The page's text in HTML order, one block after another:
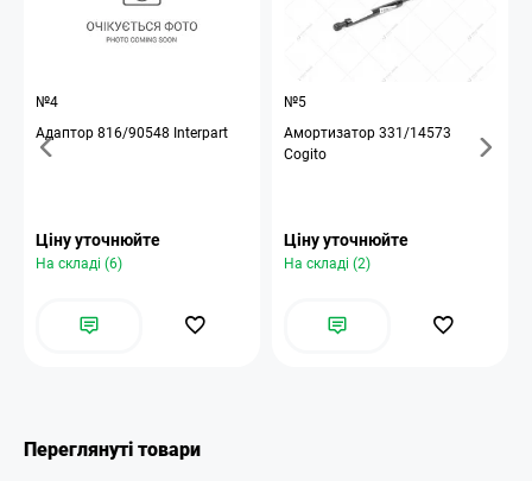
№4
Адаптор 816/90548 Interpart
Ціну уточнюйте
На складі (6)
№5
Амортизатор 331/14573
Cogito
Ціну уточнюйте
На складі (2)
Переглянуті товари